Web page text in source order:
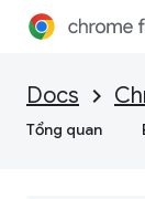
Docs
Tổng quan